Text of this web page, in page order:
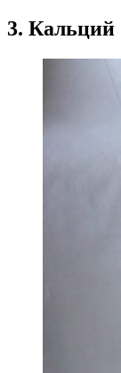
3. Кальций